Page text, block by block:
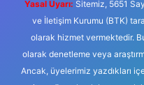
Yasal Uyarı: Sitemiz, 5651
ve İletişim Kurumu (BTK)
olarak hizmet vermektedir.
olarak denetleme veya
Ancak, üyelerimiz yazdıkları